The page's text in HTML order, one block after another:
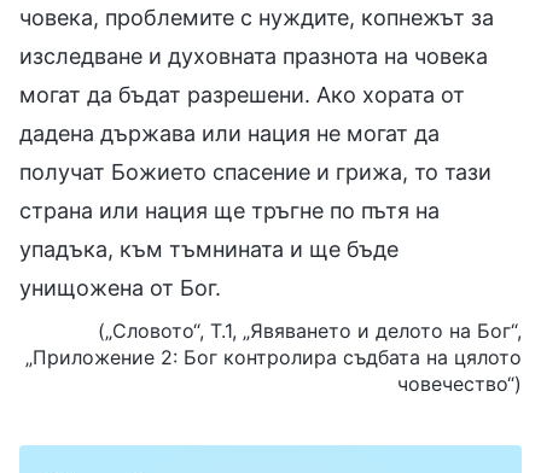
човека, проблемите с нуждите, копнежът за
изследване и духовната празнота на човека
могат да бъдат разрешени. Ако хората от
дадена държава или нация не могат да
получат Божието спасение и грижа, то тази
страна или нация ще тръгне по пътя на
упадъка, към тъмнината и ще бъде
унищожена от Бог.
(„Словото“, Т.1, „Явяването и делото на Бог“,
„Приложение 2: Бог контролира съдбата на цялото
човечество“)